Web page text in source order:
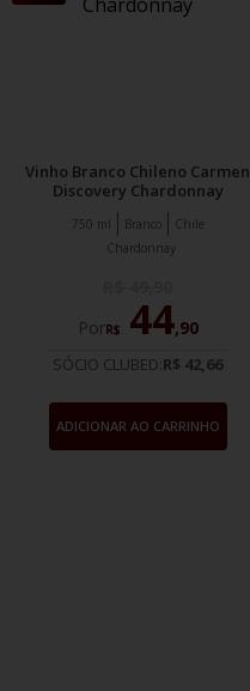
Vinho Branco Chileno Carmen
Discovery Chardonnay
Branco Chile
750 ml
Chardonnay
PorR$ 44,90
SÓCIO CLUBED:R$ 42,66
ADICIONAR AO CARRINHO